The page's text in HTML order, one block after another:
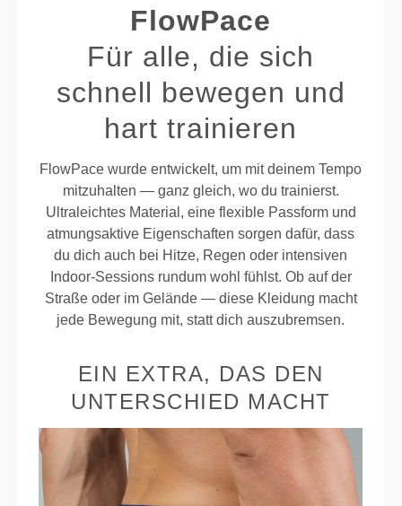
FlowPace
Für alle, die sich
schnell bewegen und
hart trainieren
FlowPace wurde entwickelt, um mit deinem Tempo
mitzuhalten — ganz gleich, wo du trainierst.
Ultraleichtes Material, eine flexible Passform und
atmungsaktive Eigenschaften sorgen dafür, dass
du dich auch bei Hitze, Regen oder intensiven
Indoor-Sessions rundum wohl fühlst. Ob auf der
Straße oder im Gelände — diese Kleidung macht
jede Bewegung mit, statt dich auszubremsen.
EIN EXTRA, DAS DEN
UNTERSCHIED MACHT